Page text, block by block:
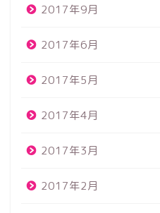
2017年9月
2017年6月
2017年5月
2017年4月
2017年3月
2017年2月